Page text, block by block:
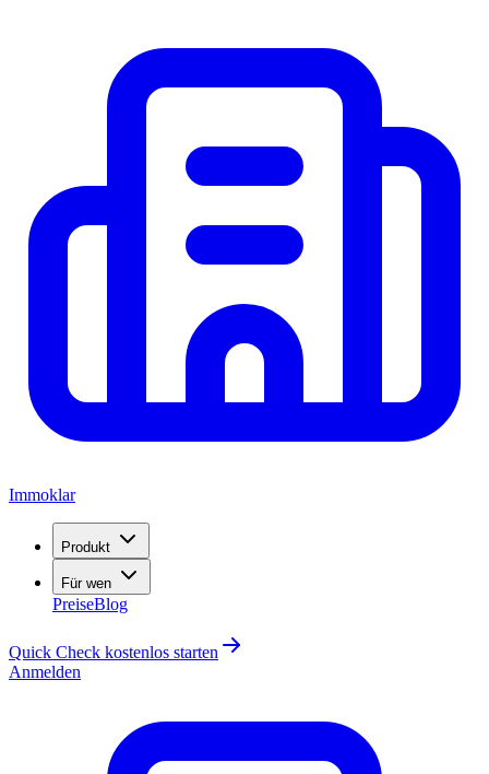
Immoklar
Produkt
Für wen
PreiseBlog
Quick Check kostenlos starten
Anmelden